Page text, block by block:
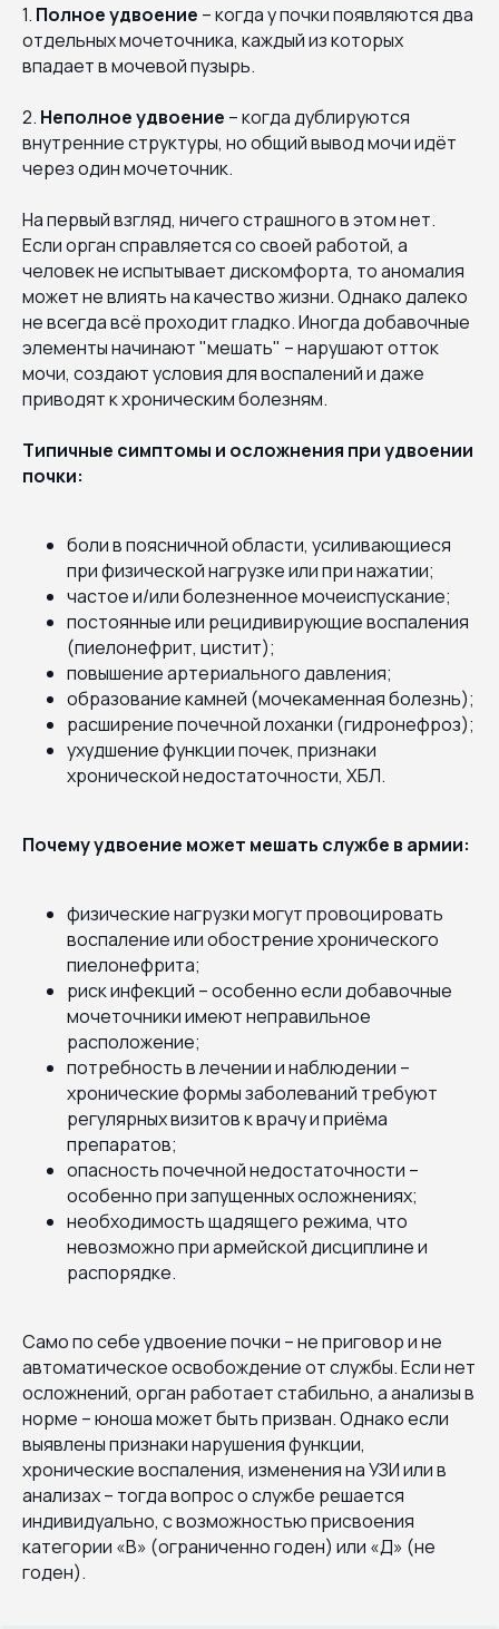
1. Полное удвоение – когда у почки появляются два
отдельных мочеточника, каждый из которых
впадает в мочевой пузырь.
2. Неполное удвоение – когда дублируются
внутренние структуры, но общий вывод мочи идёт
через один мочеточник.
На первый взгляд, ничего страшного в этом нет.
Если орган справляется со своей работой, а
человек не испытывает дискомфорта, то аномалия
может не влиять на качество жизни. Однако далеко
не всегда всё проходит гладко. Иногда добавочные
элементы начинают "мешать" – нарушают отток
мочи, создают условия для воспалений и даже
приводят к хроническим болезням.
Типичные симптомы и осложнения при удвоении
почки:
боли в поясничной области, усиливающиеся
при физической нагрузке или при нажатии;
частое и/или болезненное мочеиспускание;
постоянные или рецидивирующие воспаления
(пиелонефрит, цистит);
повышение артериального давления;
образование камней (мочекаменная болезнь);
расширение почечной лоханки (гидронефроз);
ухудшение функции почек, признаки
хронической недостаточности, ХБЛ.
Почему удвоение может мешать службе в армии:
физические нагрузки могут провоцировать
воспаление или обострение хронического
пиелонефрита;
риск инфекций – особенно если добавочные
мочеточники имеют неправильное
расположение;
потребность в лечении и наблюдении –
хронические формы заболеваний требуют
регулярных визитов к врачу и приёма
препаратов;
опасность почечной недостаточности –
особенно при запущенных осложнениях;
необходимость щадящего режима, что
невозможно при армейской дисциплине и
распорядке.
Само по себе удвоение почки – не приговор и не
автоматическое освобождение от службы. Если нет
осложнений, орган работает стабильно, а анализы в
норме – юноша может быть призван. Однако если
выявлены признаки нарушения функции,
хронические воспаления, изменения на УЗИ или в
анализах – тогда вопрос о службе решается
индивидуально, с возможностью присвоения
категории «В» (ограниченно годен) или «Д» (не
годен).